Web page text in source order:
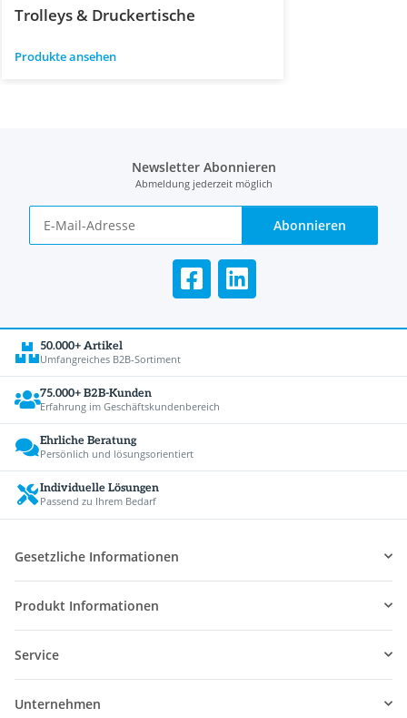
Trolleys & Druckertische
Produkte ansehen
Newsletter Abonnieren
Abmeldung jederzeit möglich
Abonnieren
50.000+ Artikel
Umfangreiches B2B-Sortiment
75.000+ B2B-Kunden
Erfahrung im Geschäftskundenbereich
Ehrliche Beratung
Persönlich und lösungsorientiert
Individuelle Lösungen
Passend zu Ihrem Bedarf
Gesetzliche Informationen
Produkt Informationen
Service
Unternehmen